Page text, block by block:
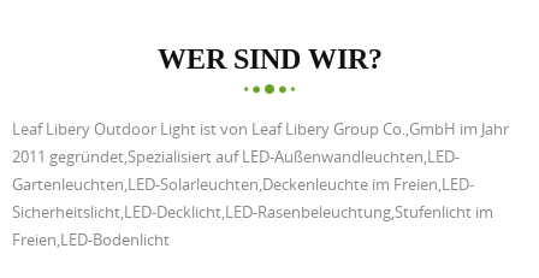
WER SIND WIR?
Leaf Libery Outdoor Light ist von Leaf Libery Group Co.,GmbH im Jahr
2011 gegründet,Spezialisiert auf LED-Außenwandleuchten,LED-
Gartenleuchten,LED-Solarleuchten,Deckenleuchte im Freien,LED-
Sicherheitslicht,LED-Decklicht,LED-Rasenbeleuchtung,Stufenlicht im
Freien,LED-Bodenlicht